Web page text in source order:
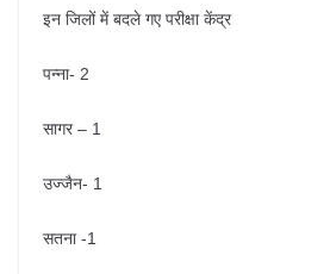
इन जिलों में बदले गए परीक्षा केंद्र
पन्ना- 2
सागर – 1
उज्जैन- 1
सतना -1